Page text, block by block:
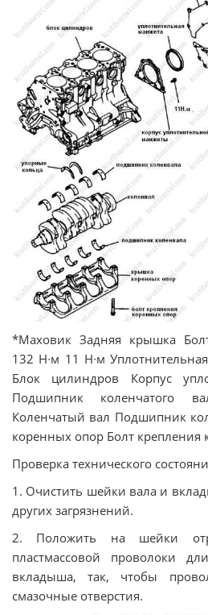
*Маховик Задняя крышка
132 Н∙м 11 Н∙м
Блок цилиндров Корпус
Подшипник коленчатого
Коленчатый вал Подшипник
коренных опор Болт
Проверка технического
1. Очистить шейки вала и
других загрязнений.
2. Положить на шейки
пластмассовой проволоки
вкладыша, так, чтобы
смазочные отверстия.